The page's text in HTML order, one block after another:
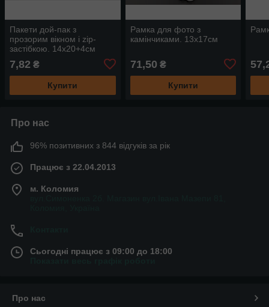
Пакети дой-пак з
прозорим вікном і zip-
застібкою. 14х20+4см
7,82 ₴
Купити
Рамка для фото з
камінчиками. 13х17см
71,50 ₴
Купити
Про нас
96% позитивних з 844 відгуків за рік
Працює з 22.04.2013
м. Коломия
Сьогодні працює з 09:00 до 18:00
Про нас